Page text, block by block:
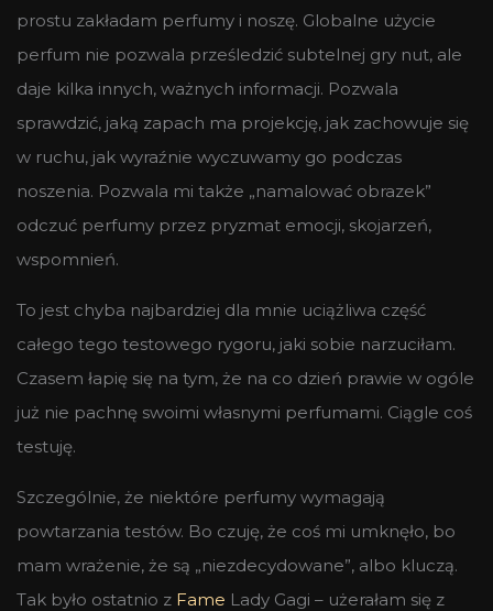
prostu zakładam perfumy i noszę. Globalne użycie
perfum nie pozwala prześledzić subtelnej gry nut, ale
daje kilka innych, ważnych informacji. Pozwala
sprawdzić, jaką zapach ma projekcję, jak zachowuje się
w ruchu, jak wyraźnie wyczuwamy go podczas
noszenia. Pozwala mi także „namalować obrazek”
odczuć perfumy przez pryzmat emocji, skojarzeń,
wspomnień.
To jest chyba najbardziej dla mnie uciążliwa część
całego tego testowego rygoru, jaki sobie narzuciłam.
Czasem łapię się na tym, że na co dzień prawie w ogóle
już nie pachnę swoimi własnymi perfumami. Ciągle coś
testuję.
Szczególnie, że niektóre perfumy wymagają
powtarzania testów. Bo czuję, że coś mi umknęło, bo
mam wrażenie, że są „niezdecydowane”, albo kluczą.
Tak było ostatnio z Fame Lady Gagi – użerałam się z